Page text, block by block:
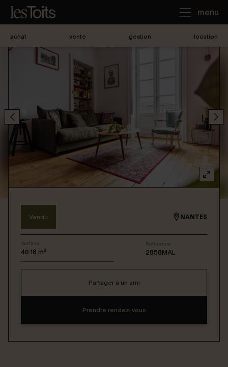
menu
Je vends
Connexion / Inscription
achat vente gestion location
Vendu NANTES
Surface
46.18 m²
Reference
2858MAL
Partager à un ami
Prendre rendez-vous